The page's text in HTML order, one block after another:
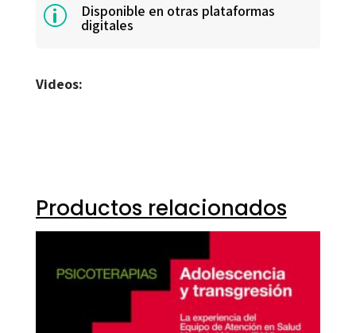
p Disponible en otras plataformas
digitales
Videos:
Productos relacionados